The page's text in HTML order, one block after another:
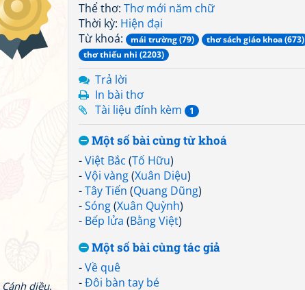
Thể thơ: Thơ mới năm chữ
Thời kỳ: Hiện đại
Từ khoá:
mái trường (79)
thơ sách giáo khoa (673)
thơ thiếu nhi (2203)
Trả lời
In bài thơ
Tài liệu đính kèm
1
Một số bài cùng từ khoá
-Việt Bắc (Tố Hữu)
-Vội vàng(Xuân Diệu)
-Tây Tiến (Quang Dũng)
-Sóng(Xuân Quỳnh)
- Bếp lửa (Bằng Việt)
Một số bài cùng tác giả
-Về quê
-Đôi bàn tay bé
Cánh diều.